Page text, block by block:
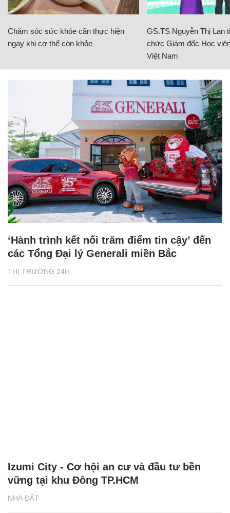
Chăm sóc sức khỏe cần thực hiện
ngay khi cơ thể còn khỏe
GS.TS Nguyễn Thị Lan
chức Giám đốc Học
Việt Nam
THỊ TRƯỜNG 24H
‘Hành trình kết nối trăm điểm tin cậy’ đến
các Tổng Đại lý Generali miền Bắc
NHÀ ĐẤT
Izumi City - Cơ hội an cư và đầu tư bền
vững tại khu Đông TP.HCM